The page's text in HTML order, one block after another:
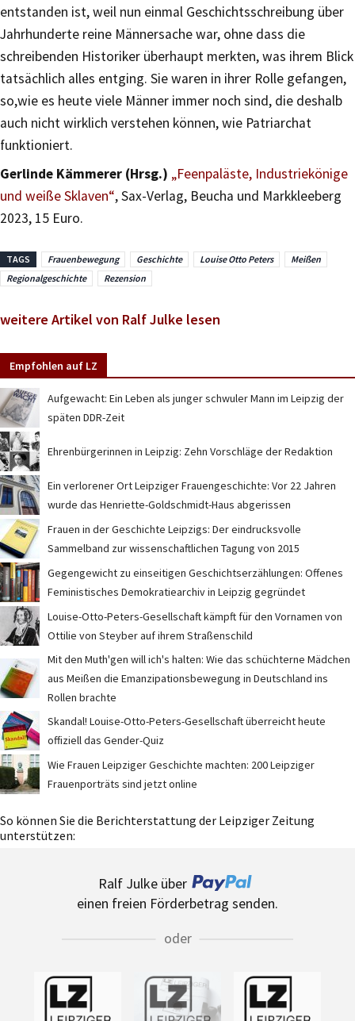
entstanden ist, weil nun einmal Geschichtsschreibung über
Jahrhunderte reine Männersache war, ohne dass die
schreibenden Historiker überhaupt merkten, was ihrem Blick
tatsächlich alles entging. Sie waren in ihrer Rolle gefangen,
so,wie es heute viele Männer immer noch sind, die deshalb
auch nicht wirklich verstehen können, wie Patriarchat
funktioniert.
Gerlinde Kämmerer (Hrsg.) „Feenpaläste, Industriekönige
und weiße Sklaven“, Sax-Verlag, Beucha und Markkleeberg
2023, 15 Euro.
TAGS Frauenbewegung Geschichte Louise Otto Peters
Meißen
Regionalgeschichte
Rezension
weitere Artikel von Ralf Julke lesen
Empfohlen auf LZ
Aufgewacht: Ein Leben als junger schwuler Mann im Leipzig der
späten DDR-Zeit
Ehrenbürgerinnen in Leipzig: Zehn Vorschläge der Redaktion
Ein verlorener Ort Leipziger Frauengeschichte: Vor 22 Jahren
wurde das Henriette-Goldschmidt-Haus abgerissen
Frauen in der Geschichte Leipzigs: Der eindrucksvolle
Sammelband zur wissenschaftlichen Tagung von 2015
Gegengewicht zu einseitigen Geschichtserzählungen: Offenes
Feministisches Demokratiearchiv in Leipzig gegründet
Louise-Otto-Peters-Gesellschaft kämpft für den Vornamen von
Ottilie von Steyber auf ihrem Straßenschild
Mit den Muth'gen will ich's halten: Wie das schüchterne Mädchen
aus Meißen die Emanzipationsbewegung in Deutschland ins
Rollen brachte
Skandal! Louise-Otto-Peters-Gesellschaft überreicht heute
offiziell das Gender-Quiz
Wie Frauen Leipziger Geschichte machten: 200 Leipziger
Frauenporträts sind jetzt online
So können Sie die Berichterstattung der Leipziger Zeitung
unterstützen:
Ralf Julke über
einen freien Förderbetrag senden.
oder